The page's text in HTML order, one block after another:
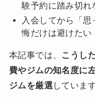
験予約に踏み切れ
入会してから「
悔だけは避けたい
本記事では、 こうし
費やジムの知名度に
ジムを厳選しています